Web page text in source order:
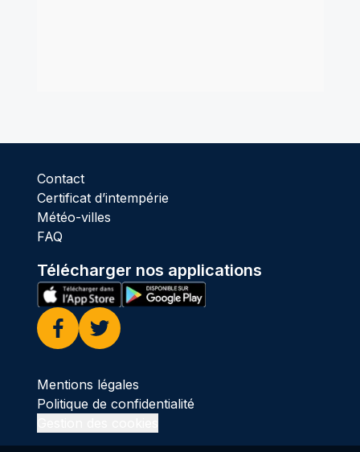
Contact
Certificat d’intempérie
Météo-villes
FAQ
Télécharger nos applications
Facebook
Twitter
Mentions légales
Politique de confidentialité